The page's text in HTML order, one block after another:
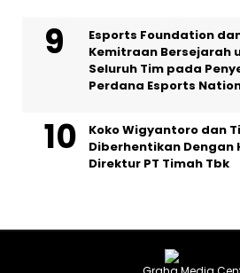
Esports Foundation
Kemitraan Bersejarah
Seluruh Tim pada
Perdana Esports
Koko Wigyantoro dan
Diberhentikan Dengan
Direktur PT Timah Tbk